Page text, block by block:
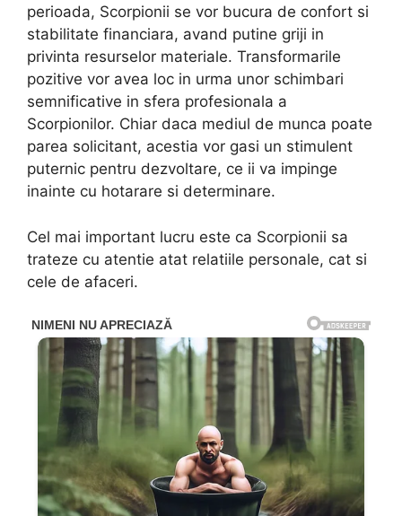
perioada, Scorpionii se vor bucura de confort si
stabilitate financiara, avand putine griji in
privinta resurselor materiale. Transformarile
pozitive vor avea loc in urma unor schimbari
semnificative in sfera profesionala a
Scorpionilor. Chiar daca mediul de munca poate
parea solicitant, acestia vor gasi un stimulent
puternic pentru dezvoltare, ce ii va impinge
inainte cu hotarare si determinare.
Cel mai important lucru este ca Scorpionii sa
trateze cu atentie atat relatiile personale, cat si
cele de afaceri.